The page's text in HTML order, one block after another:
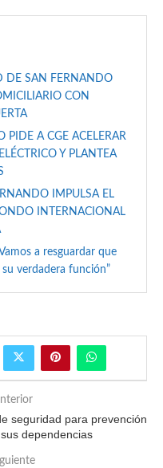
DE SAN FERNANDO
CON
A CGE ACELERAR
Y PLANTEA
IMPULSA EL
INTERNACIONAL
a resguardar que
verdadera función”
seguridad para prevención
dependencias